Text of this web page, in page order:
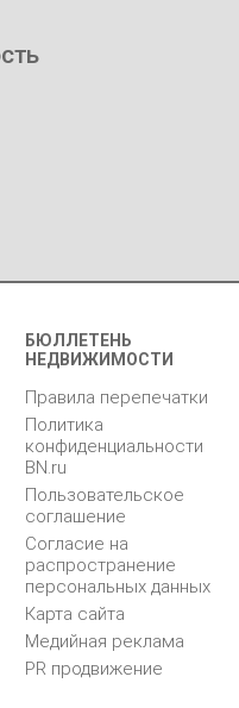
БЮЛЛЕТЕНЬ
НЕДВИЖИМОСТИ
Правила перепечатки
Политика
конфиденциальности
BN.ru
Пользовательское
соглашение
Согласие на
распространение
персональных данных
Карта сайта
Медийная реклама
PR продвижение